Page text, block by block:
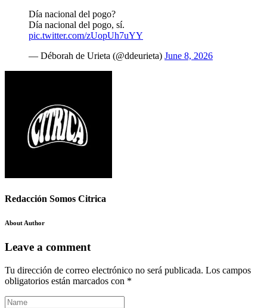
Día nacional del pogo?
Día nacional del pogo, sí.
pic.twitter.com/zUopUh7uYY
— Déborah de Urieta (@ddeurieta) June 8, 2026
Redacción Somos Citrica
About Author
Leave a comment
Tu dirección de correo electrónico no será publicada. Los campos
obligatorios están marcados con *